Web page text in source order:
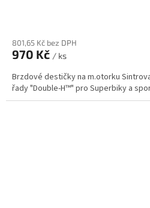
801,65 Kč bez DPH
970 Kč / ks
Brzdové destičky na m.otorku
řady "Double-H™" pro Superbiky a